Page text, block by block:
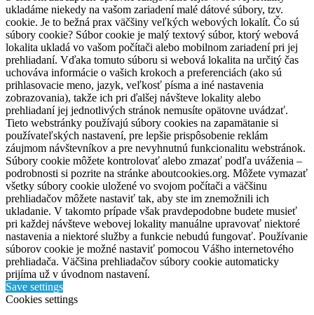
ukladáme niekedy na vašom zariadení malé dátové súbory, tzv.
cookie. Je to bežná prax väčšiny veľkých webových lokalít. Čo sú
súbory cookie? Súbor cookie je malý textový súbor, ktorý webová
lokalita ukladá vo vašom počítači alebo mobilnom zariadení pri jej
prehliadaní. Vďaka tomuto súboru si webová lokalita na určitý čas
uchováva informácie o vašich krokoch a preferenciách (ako sú
prihlasovacie meno, jazyk, veľkosť písma a iné nastavenia
zobrazovania), takže ich pri ďalšej návšteve lokality alebo
prehliadaní jej jednotlivých stránok nemusíte opätovne uvádzať.
Tieto webstránky používajú súbory cookies na zapamätanie si
používateľských nastavení, pre lepšie prispôsobenie reklám
záujmom návštevníkov a pre nevyhnutnú funkcionalitu webstránok.
Súbory cookie môžete kontrolovať alebo zmazať podľa uváženia –
podrobnosti si pozrite na stránke aboutcookies.org. Môžete vymazať
všetky súbory cookie uložené vo svojom počítači a väčšinu
prehliadačov môžete nastaviť tak, aby ste im znemožnili ich
ukladanie. V takomto prípade však pravdepodobne budete musieť
pri každej návšteve webovej lokality manuálne upravovať niektoré
nastavenia a niektoré služby a funkcie nebudú fungovať. Používanie
súborov cookie je možné nastaviť pomocou Vášho internetového
prehliadača. Väčšina prehliadačov súbory cookie automaticky
prijíma už v úvodnom nastavení.
Save settings
Cookies settings